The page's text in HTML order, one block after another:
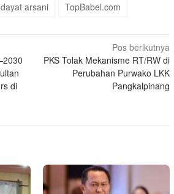
arsani TopBabel.com
di
Pos berikutnya
PKS Tolak Mekanisme RT/RW di
Perubahan Purwako LKK
Pangkalpinang